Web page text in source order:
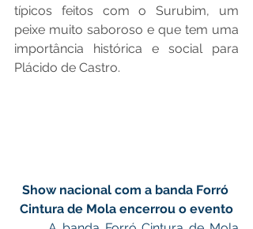
típicos feitos com o Surubim, um
peixe muito saboroso e que tem uma
importância histórica e social para
Plácido de Castro.
Show nacional com a banda Forró
Cintura de Mola encerrou o evento